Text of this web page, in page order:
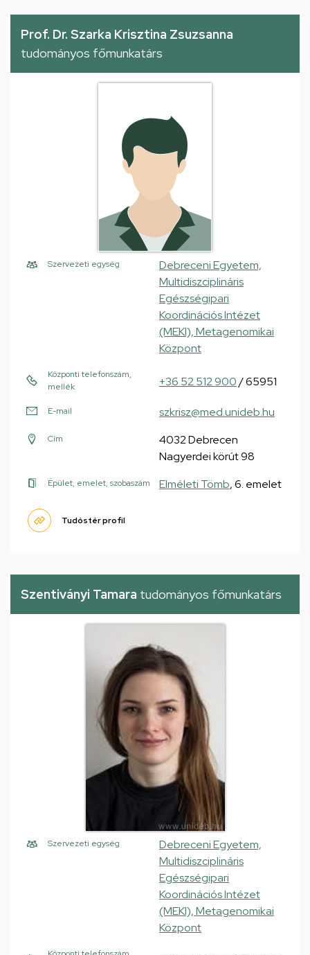
Prof. Dr. Szarka Krisztina Zsuzsanna
tudományos főmunkatárs
Szervezeti egység
Debreceni Egyetem,
Multidiszciplináris
Egészségipari
Koordinációs Intézet
(MEKI), Metagenomikai
Központ
Központi telefonszám,
mellék
+36 52 512 900/ 65951
E-mail szkrisz@med.unideb.hu
Cím
4032 Debrecen
Nagyerdei körút 98
Épület, emelet, szobaszám Elméleti Tömb, 6. emelet
Tudóstér profil
Szentiványi Tamara tudományos főmunkatárs
Szervezeti egység
Debreceni Egyetem,
Multidiszciplináris
Egészségipari
Koordinációs Intézet
(MEKI), Metagenomikai
Központ